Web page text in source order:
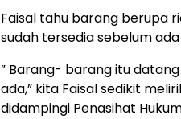
Faisal tahu barang berupa
sudah tersedia sebelum
” Barang- barang itu
ada,” kita Faisal sedikit
didampingi Penasihat